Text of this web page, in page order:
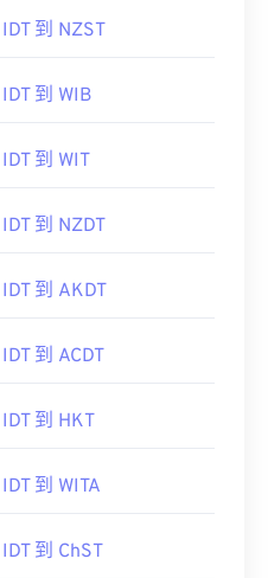
IDT 到 NZST
IDT 到 WIB
IDT 到 WIT
IDT 到 NZDT
IDT 到 AKDT
IDT 到 ACDT
IDT 到 HKT
IDT 到 WITA
IDT 到 ChST